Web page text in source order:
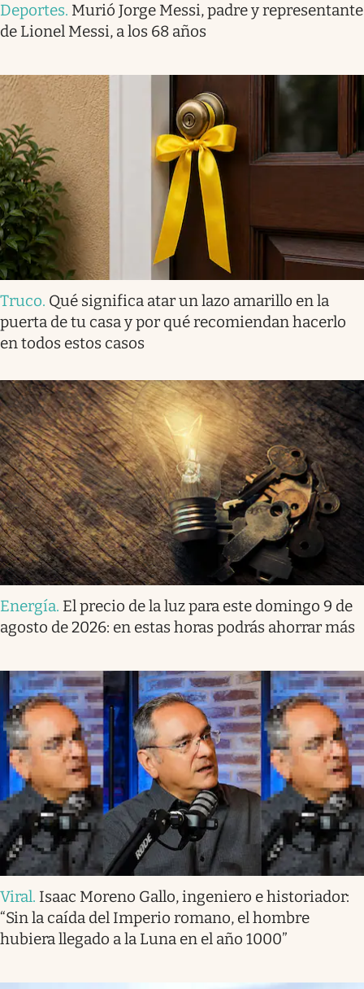
Deportes. Murió Jorge Messi, padre y representante
de Lionel Messi, a los 68 años
Truco. Qué significa atar un lazo amarillo en la
puerta de tu casa y por qué recomiendan hacerlo
en todos estos casos
Energía. El precio de la luz para este domingo 9 de
agosto de 2026: en estas horas podrás ahorrar más
Viral. Isaac Moreno Gallo, ingeniero e historiador:
“Sin la caída del Imperio romano, el hombre
hubiera llegado a la Luna en el año 1000”